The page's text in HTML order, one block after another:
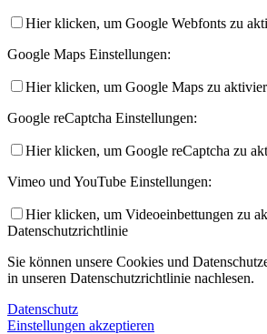
Hier klicken, um Google Webfonts zu
Google Maps Einstellungen:
Hier klicken, um Google Maps zu
Google reCaptcha Einstellungen:
Hier klicken, um Google reCaptcha zu
Vimeo und YouTube Einstellungen:
Hier klicken, um Videoeinbettungen zu
Datenschutzrichtlinie
Sie können unsere Cookies und
in unseren Datenschutzrichtlinie nachlesen.
Datenschutz
Einstellungen akzeptieren